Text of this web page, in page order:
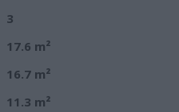
3
17.6 m²
16.7 m²
11.3 m²